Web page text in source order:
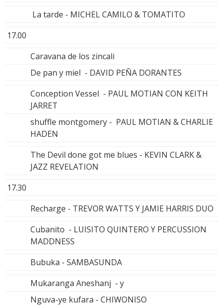
La tarde - MICHEL CAMILO & TOMATITO
17.00
Caravana de los zincali
De pan y miel - DAVID PEÑA DORANTES
Conception Vessel - PAUL MOTIAN CON KEITH
JARRET
shuffle montgomery - PAUL MOTIAN & CHARLIE
HADEN
The Devil done got me blues - KEVIN CLARK &
JAZZ REVELATION
17.30
Recharge - TREVOR WATTS Y JAMIE HARRIS DUO
Cubanito - LUISITO QUINTERO Y PERCUSSION
MADDNESS
Bubuka - SAMBASUNDA
Mukaranga Aneshanj - y
Nguva-ye kufara - CHIWONISO